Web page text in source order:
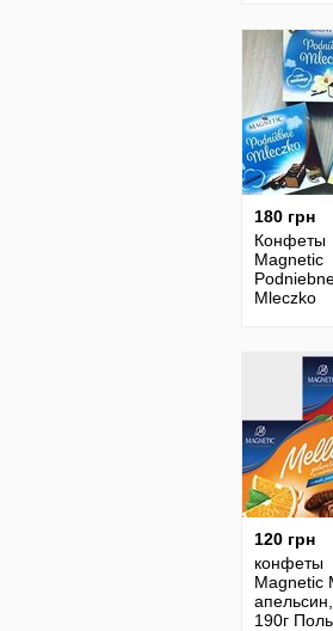
белом
175 г
180 грн
Конфеты
Magnetic
Mleczko
120 грн
конфеты
Magnetic
190г